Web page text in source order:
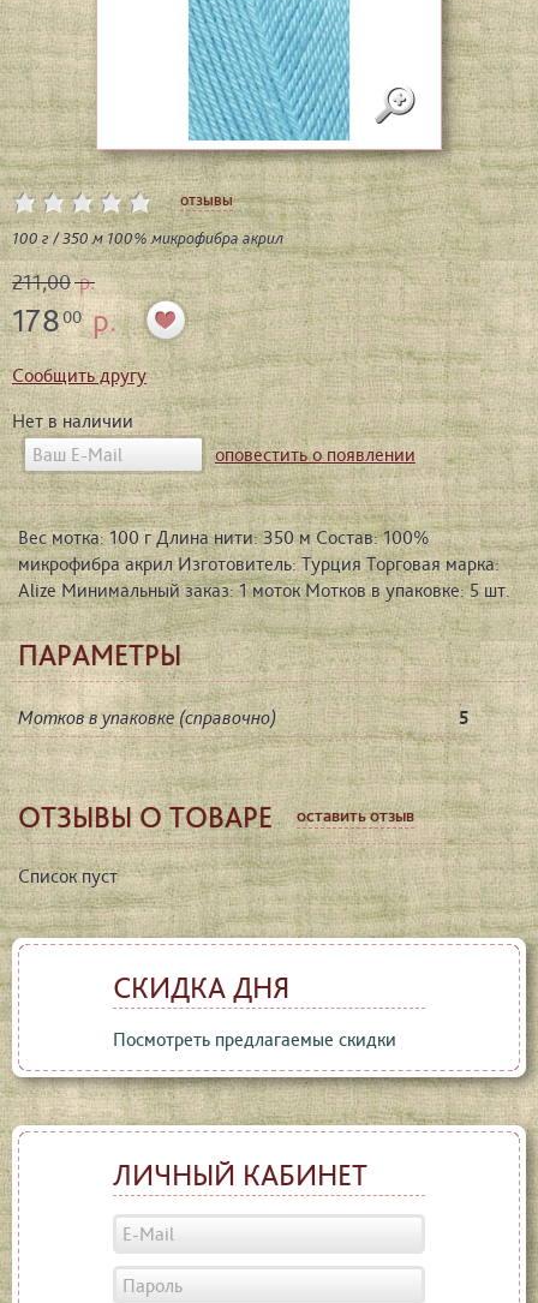
отзывы
100 г / 350 м 100% микрофибра акрил
211,00р.
17800р.
Сообщить другу
Нет в наличии
оповестить о появлении
Вес мотка: 100 г Длина нити: 350 м Состав: 100%
микрофибра акрил Изготовитель: Турция Торговая марка:
Alize Минимальный заказ: 1 моток Мотков в упаковке: 5 шт.
ПАРАМЕТРЫ
Мотков в упаковке (справочно) 5
ОТЗЫВЫ О ТОВАРЕ оставить отзыв
Список пуст
СКИДКА ДНЯ
Посмотреть предлагаемые скидки
ЛИЧНЫЙ КАБИНЕТ